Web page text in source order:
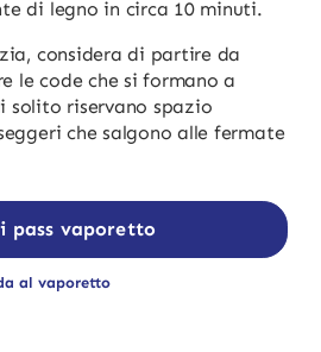
di legno in circa 10 minuti.
considera di partire da
le code che si formano a
solito riservano spazio
che salgono alle fermate
pass vaporetto
al vaporetto